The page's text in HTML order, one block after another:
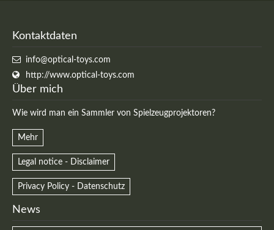
Kontaktdaten
info@optical-toys.com
http://www.optical-toys.com
Über mich
Wie wird man ein Sammler von Spielzeugprojektoren?
Mehr
Legal notice - Disclaimer
Privacy Policy - Datenschutz
News